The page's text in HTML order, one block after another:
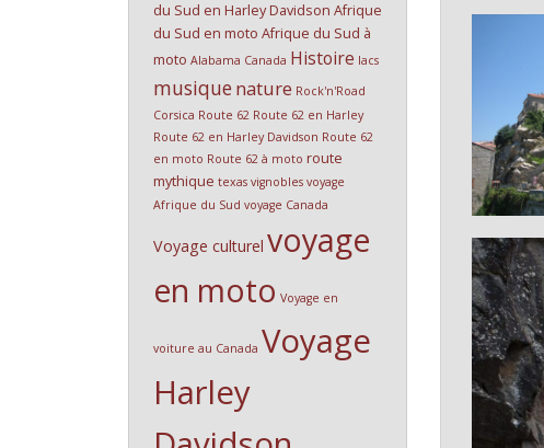
du Sud en Harley Davidson Afrique
du Sud en moto Afrique du Sud à
moto Alabama Canada Histoire lacs
musiquenature Rock'n'Road
Corsica Route 62 Route 62 en Harley
Route 62 en Harley Davidson Route 62
en moto Route 62 à moto route
mythique texas vignobles voyage
Afrique du Sud voyage Canada
Voyage culturel voyage
en moto Voyage en
voiture au Canada Voyage
Harley